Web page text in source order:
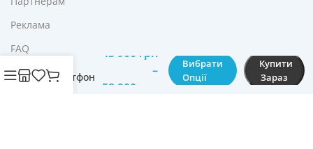
Реклама
FAQ
КонтактиСмартфон
43 900 грн
–
58 900
Вибрати
Опції
Купити
Зараз